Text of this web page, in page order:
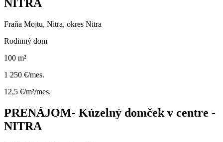
NITRA
Fraňa Mojtu, Nitra, okres Nitra
Rodinný dom
100 m²
1 250 €/mes.
12,5 €/m²/mes.
PRENÁJOM- Kúzelný domček v centre -
NITRA